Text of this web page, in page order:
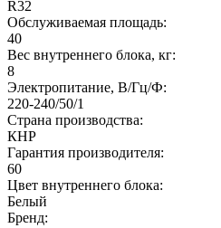
R32
Обслуживаемая площадь:
40
Вес внутреннего блока, кг:
8
Электропитание, В/Гц/Ф:
220-240/50/1
Страна производства:
КНР
Гарантия производителя:
60
Цвет внутреннего блока:
Белый
Бренд: